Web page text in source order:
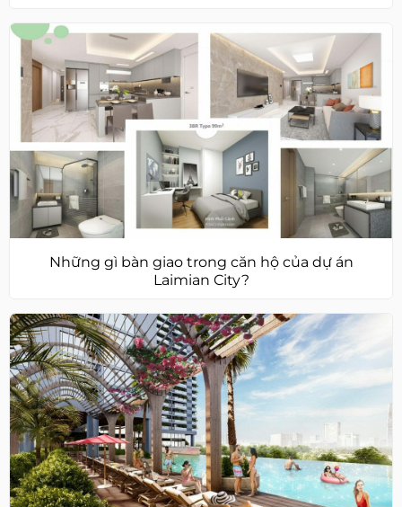
Những gì bàn giao trong căn hộ của dự án
Laimian City?